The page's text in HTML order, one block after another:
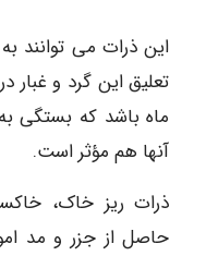
این ذرات می توانند
تعلیق این گرد و غبار
ماه باشد که بستگی
آنها هم مؤثر است.
ذرات ریز خاک،
حاصل از جزر و مد